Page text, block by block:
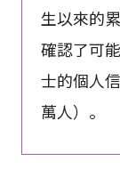
生以來的
確認了可
士的個人
萬人）。